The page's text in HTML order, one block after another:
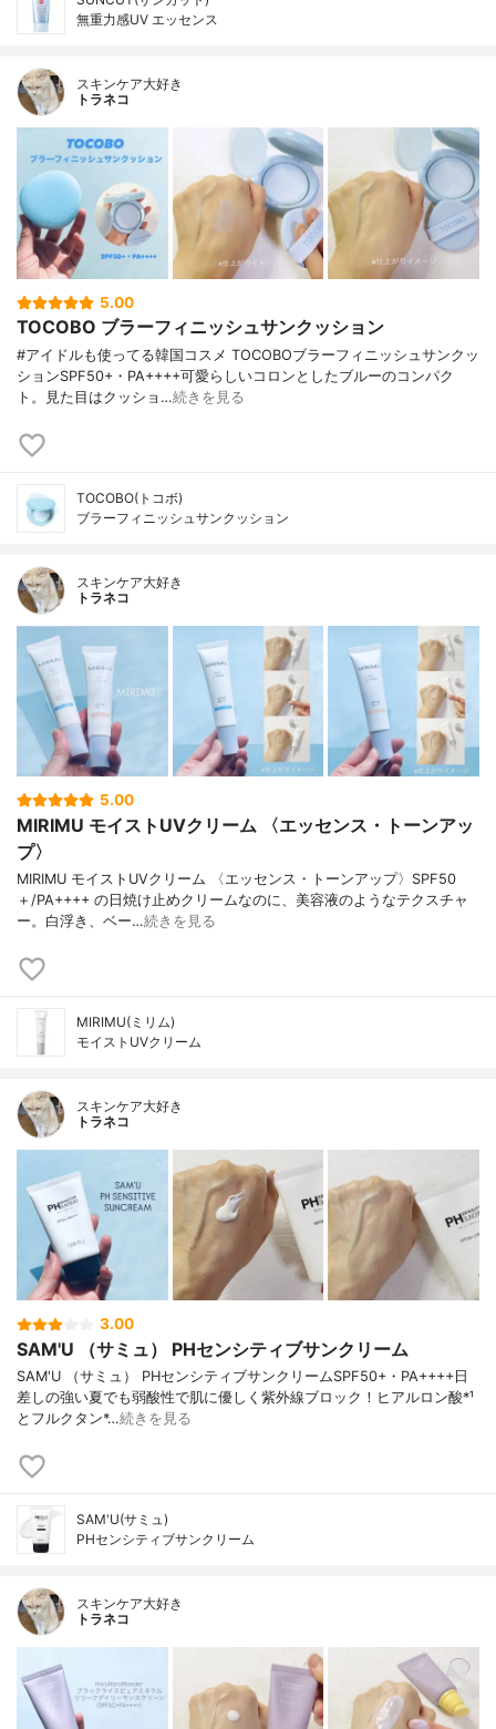
無重力感UV エッセンス
スキンケア大好き
トラネコ
5.00
TOCOBO ブラーフィニッシュサンクッション
#アイドルも使ってる韓国コスメ TOCOBOブラーフィニッシュサンクッ
ションSPF50+・PA++++可愛らしいコロンとしたブルーのコンパク
ト。見た目はクッショ…続きを見る
TOCOBO(トコボ)
ブラーフィニッシュサンクッション
スキンケア大好き
トラネコ
5.00
MIRIMU モイストUVクリーム 〈エッセンス・トーンアッ
プ〉
MIRIMU モイストUVクリーム 〈エッセンス・トーンアップ〉SPF50
＋/PA++++ の日焼け止めクリームなのに、美容液のようなテクスチャ
ー。白浮き、ベー…続きを見る
MIRIMU(ミリム)
モイストUVクリーム
スキンケア大好き
トラネコ
3.00
SAM'U （サミュ） PHセンシティブサンクリーム
SAM'U （サミュ） PHセンシティブサンクリームSPF50+・PA++++日
差しの強い夏でも弱酸性で肌に優しく紫外線ブロック！ヒアルロン酸*¹
とフルクタン*…続きを見る
SAM'U(サミュ)
PHセンシティブサンクリーム
スキンケア大好き
トラネコ